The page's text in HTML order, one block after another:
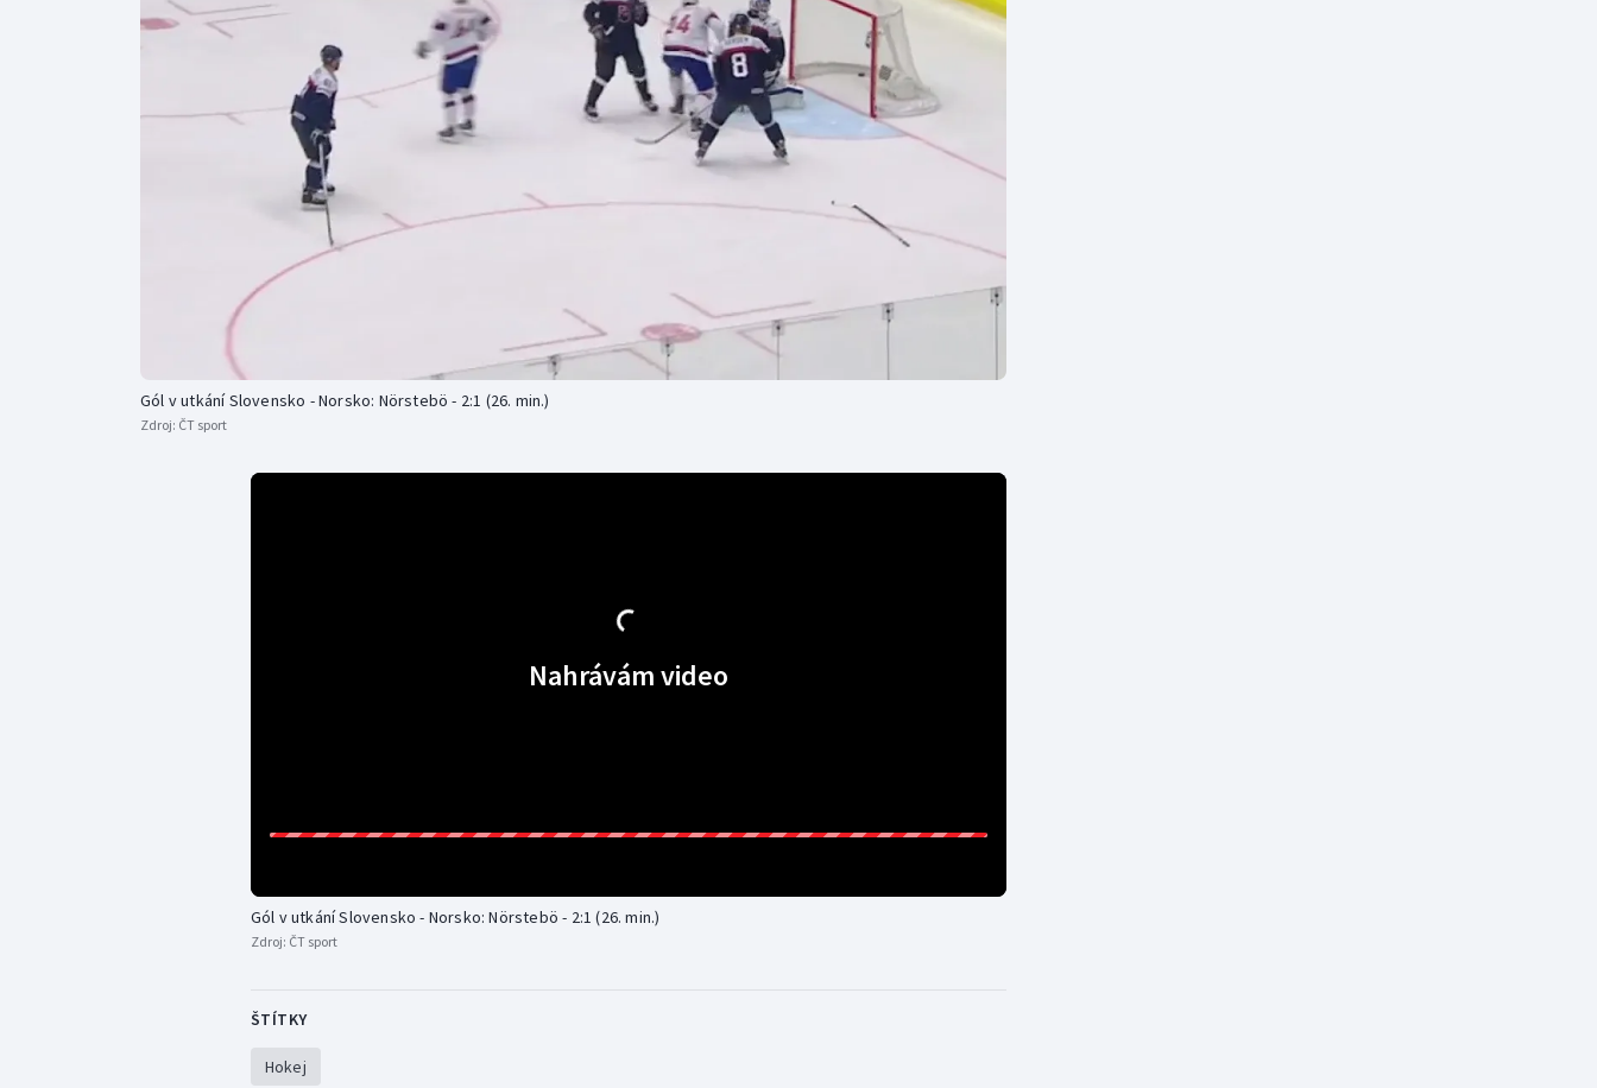
Dostihy
Golf
Moderní pětiboj
Motorsport
Olympijské hry
Plážový volejbal
Triatlon
Veslování
Vodní slalom
Ostatní
Gól v utkání Slovensko - Norsko: Nörstebö - 2:1 (26. min.)
Zdroj: ČT sport
Nahrávám video
Gól v utkání Slovensko - Norsko: Nörstebö - 2:1 (26. min.)
Zdroj: ČT sport
ŠTÍTKY
Hokej